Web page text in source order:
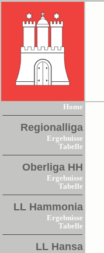
Home
Regionalliga
Ergebnisse
Tabelle
Oberliga HH
Ergebnisse
Tabelle
LL Hammonia
Ergebnisse
Tabelle
LL Hansa